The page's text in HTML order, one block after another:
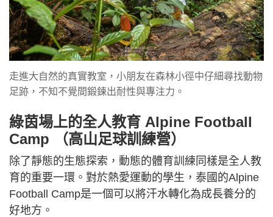
走進大自然的真實教室，小朋友在森林小徑中仔細尋找動物
足跡，不知不覺間鍛鍊出耐性與專注力。
綠茵場上的全人教育 Alpine Football
Camp （高山足球訓練營）
除了靜態的生態探索，動態的體育訓練同樣是全人教
育的重要一環。對於熱愛運動的學生，泰國的Alpine
Football Camp是一個可以將汗水轉化為成長養分的
好地方。